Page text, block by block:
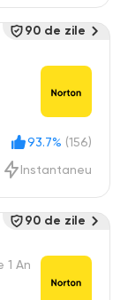
93.7% (156)
Instantaneu
90 de zile
1 An
90 de zile